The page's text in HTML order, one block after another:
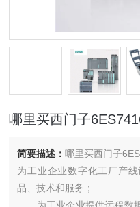
哪里买西门子
简要描述：哪里买西门子
为工业企业数字化工厂产
品、技术和服务；